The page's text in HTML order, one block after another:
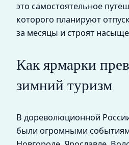
это самостоятельное
которого планируют
за месяцы и строят
Как ярмарки
зимний туризм
В дореволюционной
были огромными